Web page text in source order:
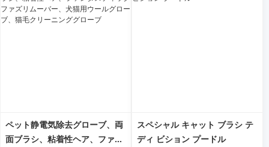
ペット静電気除去グローブ、両
面ブラシ、粘着性ヘア、ファン
スペシャル キャット ブラシ テ
ディ ビション プードル